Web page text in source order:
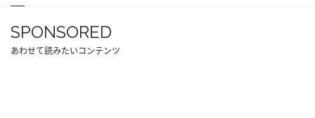
SPONSORED
あわせて読みたいコンテンツ